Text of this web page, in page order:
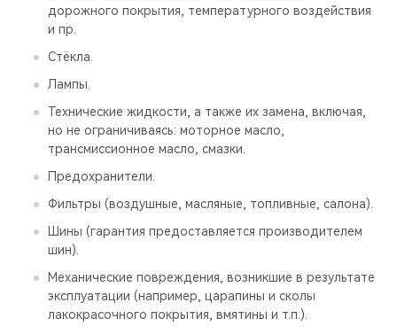
дорожного покрытия, температурного воздействия
и пр.
Стёкла.
Лампы.
Технические жидкости, а также их замена, включая,
но не ограничиваясь: моторное масло,
трансмиссионное масло, смазки.
Предохранители.
Фильтры (воздушные, масляные, топливные, салона).
Шины (гарантия предоставляется производителем
шин).
Механические повреждения, возникшие в результате
эксплуатации (например, царапины и сколы
лакокрасочного покрытия, вмятины и т.п.).